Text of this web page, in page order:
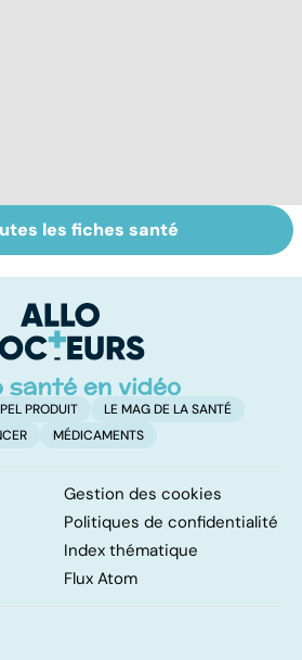
Des solutions
pour améliorer sa
les fiches santé
PRODUIT
LE MAG DE LA SANTÉ
MÉDICAMENTS
Gestion des cookies
Politiques de confidentialité
Index thématique
Flux Atom